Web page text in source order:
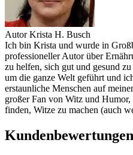
Autor Krista H. Busch
Ich bin Krista und wurde in
professioneller Autor über
zu helfen, sich gut und gesund
um die ganze Welt geführt und
erstaunliche Menschen auf
großer Fan von Witz und
finden, Witze zu machen (auch
Kundenbewertungen